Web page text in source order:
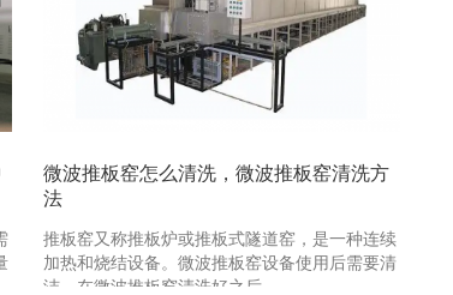
微波推板窑怎么清洗，微波推板窑清洗方
法
推板窑又称推板炉或推板式隧道窑，是一种连续
加热和烧结设备。微波推板窑设备使用后需要清
洁，在微波推板窑清洗好之后 …